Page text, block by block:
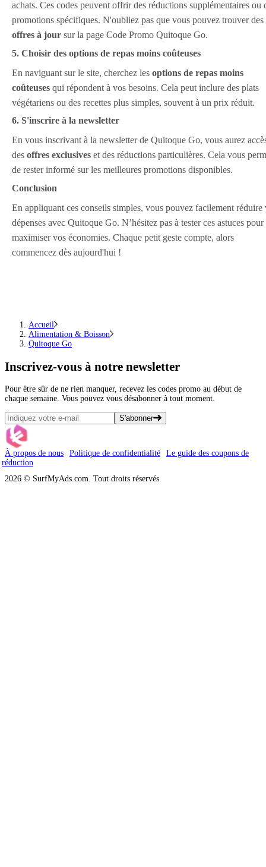
achats. Ces codes peuvent offrir des réductions supplémentaires ou
promotions spécifiques. N'oubliez pas que vous pouvez trouver des
offres à jour sur la page Code Promo Quitoque Go.
5. Choisir des options de repas moins coûteuses
En naviguant sur le site, cherchez les options de repas moins
coûteuses qui répondent à vos besoins. Cela peut inclure des plats
végétariens ou des recettes plus simples, souvent à un prix réduit.
6. S'inscrire à la newsletter
En vous inscrivant à la newsletter de Quitoque Go, vous aurez
des offres exclusives et des réductions particulières. Cela vous
de rester informé sur les meilleures promotions disponibles.
Conclusion
En appliquant ces conseils simples, vous pouvez facilement réduire
dépenses avec Quitoque Go. N’hésitez pas à tester ces astuces pour
maximiser vos économies. Chaque petit geste compte, alors
commencez dès aujourd'hui !
Accueil
Alimentation & Boisson
Quitoque Go
Inscrivez-vous à notre newsletter
Pour être sûr de ne rien manquer, recevez les codes promo au début de
chaque semaine. Vous pouvez vous désabonner à tout moment.
S'abonner
À propos de nous Politique de confidentialité
Le guide des coupons de
réduction
2026 © SurfMyAds.com. Tout droits réservés